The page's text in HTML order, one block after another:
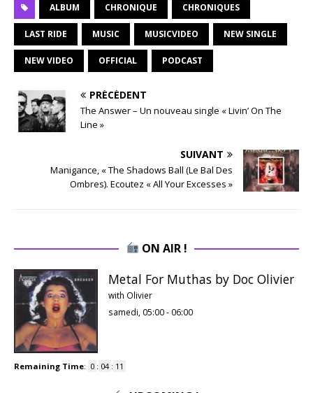
ALBUM CHRONIQUE CHRONIQUES
LAST RIDE MUSIC MUSICVIDEO NEW SINGLE
NEW VIDEO OFFICIAL PODCAST
PRÉCÉDENT
The Answer – Un nouveau single « Livin’ On The
Line »
SUIVANT
Manigance, « The Shadows Ball (Le Bal Des
Ombres). Ecoutez « All Your Excesses »
ON AIR !
Metal For Muthas by Doc Olivier
with Olivier
samedi, 05:00- 06:00
Remaining Time: 0 : 04 : 10